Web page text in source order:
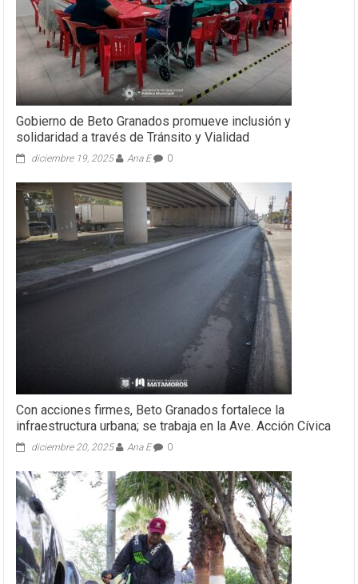
Gobierno de Beto Granados promueve inclusión y
solidaridad a través de Tránsito y Vialidad
diciembre 19, 2025 Ana E 0
Con acciones firmes, Beto Granados fortalece la
infraestructura urbana; se trabaja en la Ave. Acción Cívica
diciembre 20, 2025 Ana E 0